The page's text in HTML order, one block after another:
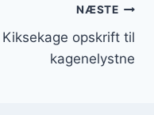
NÆSTE
Kiksekage opskrift til
kagenelystne